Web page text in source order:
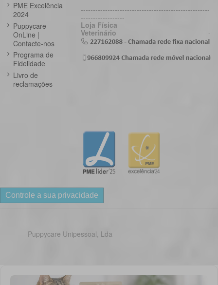
PME Excelência
2024
Puppycare
OnLine |
Contacte-nos
Programa de
Fidelidade
Livro de
reclamações
-----------------------------------------------------
------------------
Loja Física
Veterinário -
Controle a sua privacidade
Puppycare Unipessoal, Lda